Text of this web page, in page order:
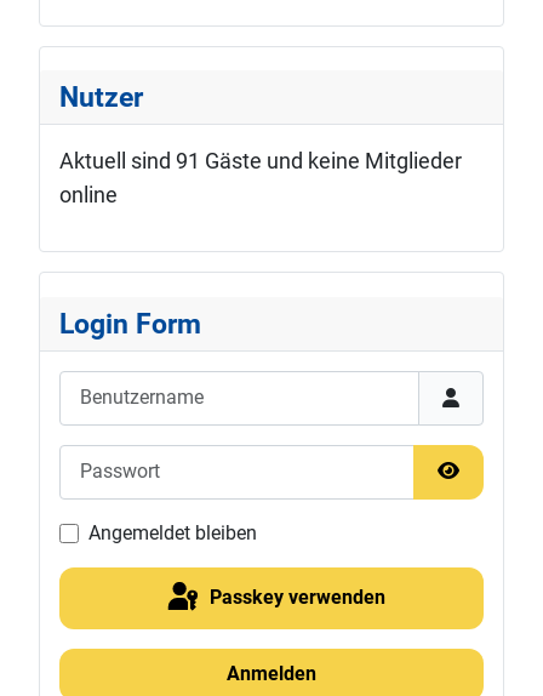
Nutzer
Aktuell sind 91 Gäste und keine Mitglieder
online
Login Form
Passwort
Angemeldet bleiben
Passkey verwenden
Anmelden